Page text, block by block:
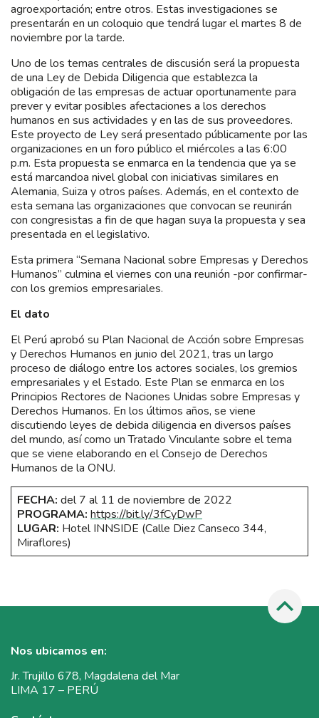
agroexportación; entre otros. Estas investigaciones se
presentarán en un coloquio que tendrá lugar el martes 8 de
noviembre por la tarde.
Uno de los temas centrales de discusión será la propuesta
de una Ley de Debida Diligencia que establezca la
obligación de las empresas de actuar oportunamente para
prever y evitar posibles afectaciones a los derechos
humanos en sus actividades y en las de sus proveedores.
Este proyecto de Ley será presentado públicamente por las
organizaciones en un foro público el miércoles a las 6:00
p.m. Esta propuesta se enmarca en la tendencia que ya se
está marcandoa nivel global con iniciativas similares en
Alemania, Suiza y otros países. Además, en el contexto de
esta semana las organizaciones que convocan se reunirán
con congresistas a fin de que hagan suya la propuesta y sea
presentada en el legislativo.
Esta primera “Semana Nacional sobre Empresas y Derechos
Humanos” culmina el viernes con una reunión -por confirmar-
con los gremios empresariales.
El dato
El Perú aprobó su Plan Nacional de Acción sobre Empresas
y Derechos Humanos en junio del 2021, tras un largo
proceso de diálogo entre los actores sociales, los gremios
empresariales y el Estado. Este Plan se enmarca en los
Principios Rectores de Naciones Unidas sobre Empresas y
Derechos Humanos. En los últimos años, se viene
discutiendo leyes de debida diligencia en diversos países
del mundo, así como un Tratado Vinculante sobre el tema
que se viene elaborando en el Consejo de Derechos
Humanos de la ONU.
FECHA: del 7 al 11 de noviembre de 2022
PROGRAMA: https://bit.ly/3fCyDwP
LUGAR: Hotel INNSIDE (Calle Diez Canseco 344,
Miraflores)
Nos ubicamos en:
Jr. Trujillo 678, Magdalena del Mar
LIMA 17 – PERÚ